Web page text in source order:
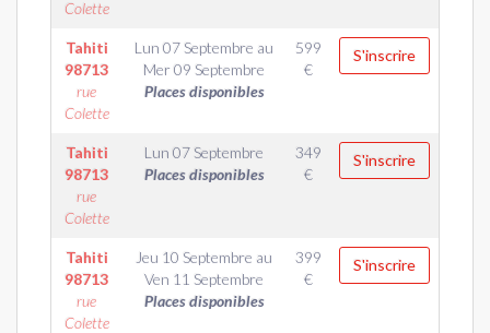
Colette
Tahiti
98713
rue
Colette
Lun 07 Septembre au
Mer 09 Septembre
Places disponibles
599
€
S'inscrire
Tahiti
98713
rue
Colette
Lun 07 Septembre
Places disponibles
349
€
S'inscrire
Tahiti
98713
rue
Colette
Jeu 10 Septembre au
Ven 11 Septembre
Places disponibles
399
€
S'inscrire